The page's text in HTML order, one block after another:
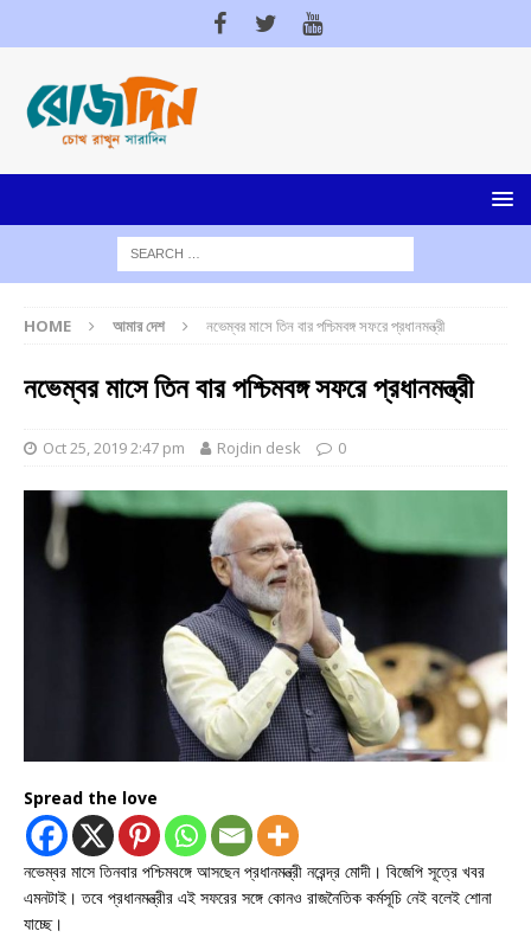
HOME আমার দেশ নভেম্বর মাসে তিন বার পশ্চিমবঙ্গ সফরে প্রধানমন্ত্রী
নভেম্বর মাসে তিন বার পশ্চিমবঙ্গ সফরে প্রধানমন্ত্রী
Oct 25, 2019 2:47 pm Rojdin desk 0
Spread the love
নভেম্বর মাসে তিনবার পশ্চিমবঙ্গে আসছেন প্রধানমন্ত্রী নরেন্দ্র মোদী। বিজেপি সূত্রে খবর
এমনটাই। তবে প্রধানমন্ত্রীর এই সফরের সঙ্গে কোনও রাজনৈতিক কর্মসূচি নেই বলেই শোনা
যাচ্ছে।